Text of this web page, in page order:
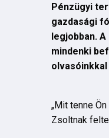
Pénzügyi
gazdasági
legjobban.
mindenki
„Mit tenne
Zsoltnak